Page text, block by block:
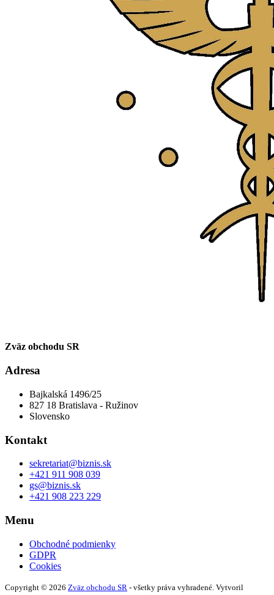
Zväz obchodu SR
Adresa
Bajkalská 1496/25
827 18 Bratislava - Ružinov
Slovensko
Kontakt
sekretariat@biznis.sk
+421 911 908 039
gs@biznis.sk
+421 908 223 229
Menu
Obchodné podmienky
GDPR
Cookies
Copyright © 2026 Zväz obchodu SR - všetky práva vyhradené. Vytvoril